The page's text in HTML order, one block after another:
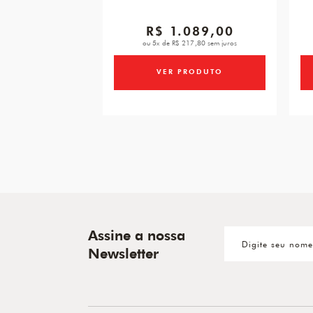
R$ 1.089,00
ou 5x de R$ 217,80 sem juros
VER PRODUTO
Assine a nossa
Newsletter